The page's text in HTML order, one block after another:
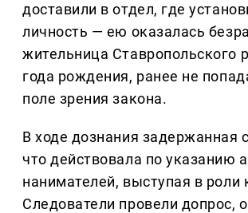
доставили в отдел, где
личность — ею оказалась
жительница Ставропольского
года рождения, ранее не
поле зрения закона.
В ходе дознания задержанная
что действовала по указанию
нанимателей, выступая в роли
Следователи провели допрос,